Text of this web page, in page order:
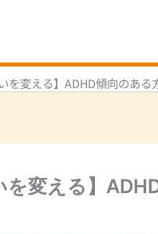
を変える】ADHD傾向のあ
を変える】